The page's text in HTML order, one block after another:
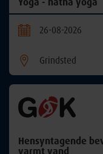
26-08-2026
Grindsted
Hensyntagende
varmt vand